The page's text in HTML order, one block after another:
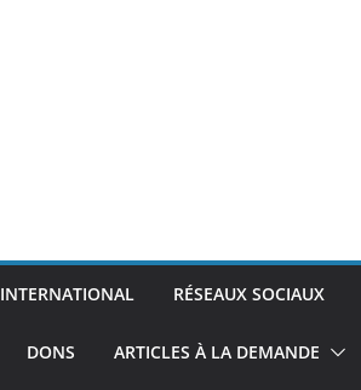
INTERNATIONAL RÉSEAUX SOCIAUX
DONS ARTICLES À LA DEMANDE